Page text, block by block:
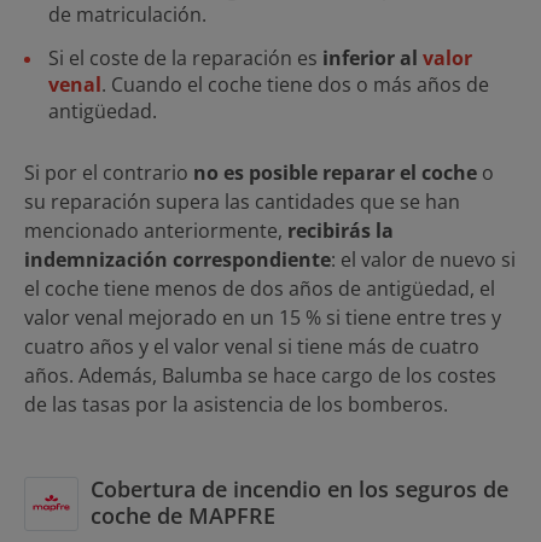
de matriculación.
Si el coste de la reparación es inferior al valor
venal. Cuando el coche tiene dos o más años de
antigüedad.
Si por el contrario no es posible reparar el coche o
su reparación supera las cantidades que se han
mencionado anteriormente, recibirás la
indemnización correspondiente: el valor de nuevo si
el coche tiene menos de dos años de antigüedad, el
valor venal mejorado en un 15 % si tiene entre tres y
cuatro años y el valor venal si tiene más de cuatro
años. Además, Balumba se hace cargo de los costes
de las tasas por la asistencia de los bomberos.
Cobertura de incendio en los seguros de
coche de MAPFRE